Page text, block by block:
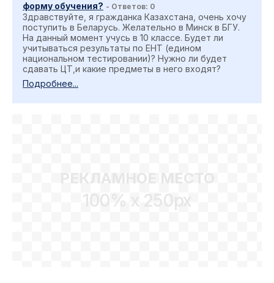
форму обучения? - Ответов: 0
Здравствуйте, я гражданка Казахстана, очень хочу
поступить в Беларусь. Желательно в Минск в БГУ.
На данный момент учусь в 10 классе. Будет ли
учитываться результаты по ЕНТ (едином
национальном тестировании)? Нужно ли будет
сдавать ЦТ,и какие предметы в него входят?
Подробнее...
РЕКЛАМНОЕ МЕСТО
100% x 250px